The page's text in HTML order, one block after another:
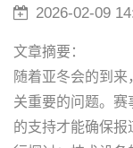
2026-02-09
文章摘要：
随着亚冬会的到
关重要的问题。赛
的支持才能确保报